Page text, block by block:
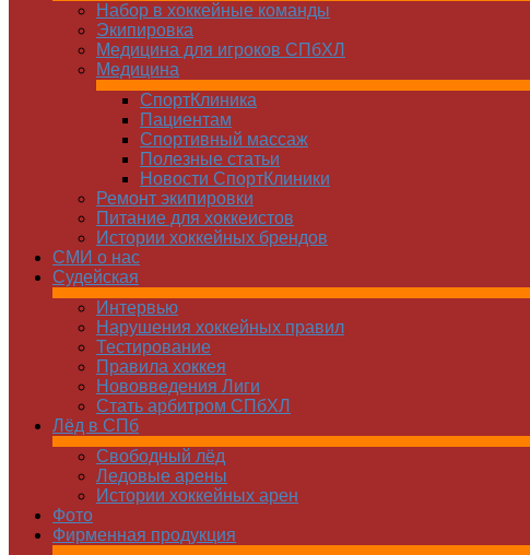
Набор в хоккейные команды
Экипировка
Медицина для игроков СПбХЛ
Медицина
СпортКлиника
Пациентам
Спортивный массаж
Полезные статьи
Новости СпортКлиники
Ремонт экипировки
Питание для хоккеистов
Истории хоккейных брендов
СМИ о нас
Судейская
Интервью
Нарушения хоккейных правил
Тестирование
Правила хоккея
Нововведения Лиги
Стать арбитром СПбХЛ
Лёд в СПб
Свободный лёд
Ледовые арены
Истории хоккейных арен
Фото
Фирменная продукция